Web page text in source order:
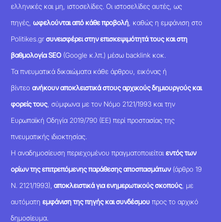
ελληνικές και μη, ιστοσελίδες. Οι ιστοσελίδες αυτές, ως
πηγές,ωφελούνται από κάθε προβολή , καθώς η εμφάνιση στο
Politikes.grσυνεισφέρει στην επισκεψιμότητά τους και στη
βαθμολογία SEO (Google κ.λπ.) μέσω backlink κοκ.
Τα πνευματικά δικαιώματα κάθε άρθρου, εικόνας ή
βίντεοανήκουν αποκλειστικά στους αρχικούς δημιουργούς και
φορείς τους , σύμφωνα με τον Νόμο 2121/1993 και την
Ευρωπαϊκή Οδηγία 2019/790 (ΕΕ) περί προστασίας της
πνευματικής ιδιοκτησίας.
Η αναδημοσίευση περιεχομένου πραγματοποιείταιεντός των
ορίων της επιτρεπόμενης παράθεσης αποσπασμάτων(άρθρο 19
Ν. 2121/1993), αποκλειστικά για ενημερωτικούς σκοπούς , με
αυτόματηεμφάνιση της πηγής και συνδέσμου προς το αρχικό
δημοσίευμα.